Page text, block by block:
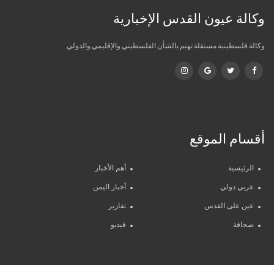
وكالة عيون القدس الإخبارية
وكالة فلسطينية مستقلة تهتم بالشأن الفلسطيني والإقليمي والدولي
أقسام الموقع
الرئيسية أهم الأخبار
عربي دولي أخبار اليمن
عين على القدس تقارير
صحافة فيديو